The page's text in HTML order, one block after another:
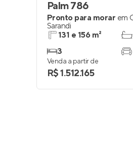
Palm 786
Pronto para morar em
Sarandi
131 e 156 m²
3
Venda a partir de
R$ 1.512.165